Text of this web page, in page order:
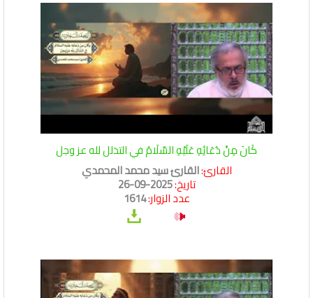
كَانَ مِنْ دُعَائِهِ عَلَيْهِ السَّلَامُ في التذلل لله عز وجل
القارئ:القارئ سيد محمد المحمدي
تاريخ:2025-09-26
عدد الزوار:1614